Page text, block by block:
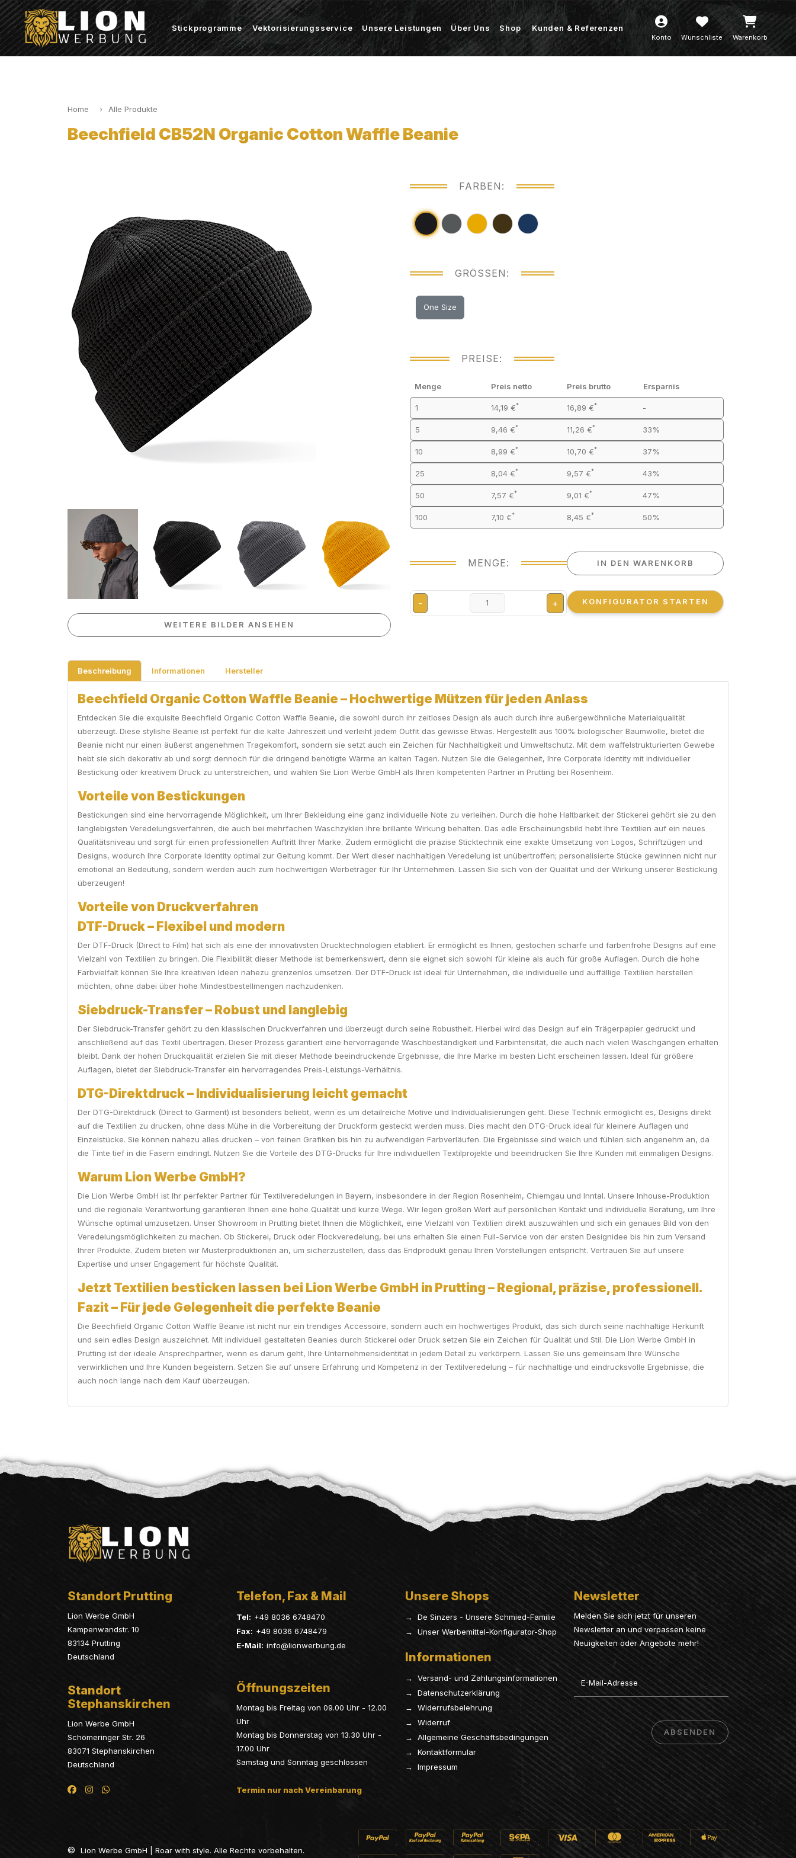
Stickprogramme Vektorisierungsservice Unsere Leistungen Über Uns Shop Kunden & Referenzen
Konto Wunschliste Warenkorb
Home Alle Produkte
Beechfield CB52N Organic Cotton Waffle Beanie
WEITERE BILDER ANSEHEN
FARBEN:
GRÖSSEN:
One Size
PREISE:
Menge Preis netto Preis brutto Ersparnis
1 14,19 €* 16,89 €* -
5 9,46 €* 11,26 €* 33%
10 8,99 €* 10,70 €* 37%
25 8,04 €* 9,57 €* 43%
50 7,57 €* 9,01 €* 47%
100 7,10 €* 8,45 €* 50%
MENGE:
- +
IN DEN WARENKORB
KONFIGURATOR STARTEN
Beschreibung Informationen Hersteller
Beechfield Organic Cotton Waffle Beanie – Hochwertige Mützen für jeden Anlass
Entdecken Sie die exquisite Beechfield Organic Cotton Waffle Beanie, die sowohl durch ihr zeitloses Design als auch durch ihre außergewöhnliche Materialqualität
überzeugt. Diese stylishe Beanie ist perfekt für die kalte Jahreszeit und verleiht jedem Outfit das gewisse Etwas. Hergestellt aus 100% biologischer Baumwolle, bietet die
Beanie nicht nur einen äußerst angenehmen Tragekomfort, sondern sie setzt auch ein Zeichen für Nachhaltigkeit und Umweltschutz. Mit dem waffelstrukturierten Gewebe
hebt sie sich dekorativ ab und sorgt dennoch für die dringend benötigte Wärme an kalten Tagen. Nutzen Sie die Gelegenheit, Ihre Corporate Identity mit individueller
Bestickung oder kreativem Druck zu unterstreichen, und wählen Sie Lion Werbe GmbH als Ihren kompetenten Partner in Prutting bei Rosenheim.
Vorteile von Bestickungen
Bestickungen sind eine hervorragende Möglichkeit, um Ihrer Bekleidung eine ganz individuelle Note zu verleihen. Durch die hohe Haltbarkeit der Stickerei gehört sie zu den
langlebigsten Veredelungsverfahren, die auch bei mehrfachen Waschzyklen ihre brillante Wirkung behalten. Das edle Erscheinungsbild hebt Ihre Textilien auf ein neues
Qualitätsniveau und sorgt für einen professionellen Auftritt Ihrer Marke. Zudem ermöglicht die präzise Sticktechnik eine exakte Umsetzung von Logos, Schriftzügen und
Designs, wodurch Ihre Corporate Identity optimal zur Geltung kommt. Der Wert dieser nachhaltigen Veredelung ist unübertroffen; personalisierte Stücke gewinnen nicht nur
emotional an Bedeutung, sondern werden auch zum hochwertigen Werbeträger für Ihr Unternehmen. Lassen Sie sich von der Qualität und der Wirkung unserer Bestickung
überzeugen!
Vorteile von Druckverfahren
DTF-Druck – Flexibel und modern
Der DTF-Druck (Direct to Film) hat sich als eine der innovativsten Drucktechnologien etabliert. Er ermöglicht es Ihnen, gestochen scharfe und farbenfrohe Designs auf eine
Vielzahl von Textilien zu bringen. Die Flexibilität dieser Methode ist bemerkenswert, denn sie eignet sich sowohl für kleine als auch für große Auflagen. Durch die hohe
Farbvielfalt können Sie Ihre kreativen Ideen nahezu grenzenlos umsetzen. Der DTF-Druck ist ideal für Unternehmen, die individuelle und auffällige Textilien herstellen
möchten, ohne dabei über hohe Mindestbestellmengen nachzudenken.
Siebdruck-Transfer – Robust und langlebig
Der Siebdruck-Transfer gehört zu den klassischen Druckverfahren und überzeugt durch seine Robustheit. Hierbei wird das Design auf ein Trägerpapier gedruckt und
anschließend auf das Textil übertragen. Dieser Prozess garantiert eine hervorragende Waschbeständigkeit und Farbintensität, die auch nach vielen Waschgängen erhalten
bleibt. Dank der hohen Druckqualität erzielen Sie mit dieser Methode beeindruckende Ergebnisse, die Ihre Marke im besten Licht erscheinen lassen. Ideal für größere
Auflagen, bietet der Siebdruck-Transfer ein hervorragendes Preis-Leistungs-Verhältnis.
DTG-Direktdruck – Individualisierung leicht gemacht
Der DTG-Direktdruck (Direct to Garment) ist besonders beliebt, wenn es um detailreiche Motive und Individualisierungen geht. Diese Technik ermöglicht es, Designs direkt
auf die Textilien zu drucken, ohne dass Mühe in die Vorbereitung der Druckform gesteckt werden muss. Dies macht den DTG-Druck ideal für kleinere Auflagen und
Einzelstücke. Sie können nahezu alles drucken – von feinen Grafiken bis hin zu aufwendigen Farbverläufen. Die Ergebnisse sind weich und fühlen sich angenehm an, da
die Tinte tief in die Fasern eindringt. Nutzen Sie die Vorteile des DTG-Drucks für Ihre individuellen Textilprojekte und beeindrucken Sie Ihre Kunden mit einmaligen Designs.
Warum Lion Werbe GmbH?
Die Lion Werbe GmbH ist Ihr perfekter Partner für Textilveredelungen in Bayern, insbesondere in der Region Rosenheim, Chiemgau und Inntal. Unsere Inhouse-Produktion
und die regionale Verantwortung garantieren Ihnen eine hohe Qualität und kurze Wege. Wir legen großen Wert auf persönlichen Kontakt und individuelle Beratung, um Ihre
Wünsche optimal umzusetzen. Unser Showroom in Prutting bietet Ihnen die Möglichkeit, eine Vielzahl von Textilien direkt auszuwählen und sich ein genaues Bild von den
Veredelungsmöglichkeiten zu machen. Ob Stickerei, Druck oder Flockveredelung, bei uns erhalten Sie einen Full-Service von der ersten Designidee bis hin zum Versand
Ihrer Produkte. Zudem bieten wir Musterproduktionen an, um sicherzustellen, dass das Endprodukt genau Ihren Vorstellungen entspricht. Vertrauen Sie auf unsere
Expertise und unser Engagement für höchste Qualität.
Jetzt Textilien besticken lassen bei Lion Werbe GmbH in Prutting – Regional, präzise, professionell.
Fazit – Für jede Gelegenheit die perfekte Beanie
Die Beechfield Organic Cotton Waffle Beanie ist nicht nur ein trendiges Accessoire, sondern auch ein hochwertiges Produkt, das sich durch seine nachhaltige Herkunft
und sein edles Design auszeichnet. Mit individuell gestalteten Beanies durch Stickerei oder Druck setzen Sie ein Zeichen für Qualität und Stil. Die Lion Werbe GmbH in
Prutting ist der ideale Ansprechpartner, wenn es darum geht, Ihre Unternehmensidentität in jedem Detail zu verkörpern. Lassen Sie uns gemeinsam Ihre Wünsche
verwirklichen und Ihre Kunden begeistern. Setzen Sie auf unsere Erfahrung und Kompetenz in der Textilveredelung – für nachhaltige und eindrucksvolle Ergebnisse, die
auch noch lange nach dem Kauf überzeugen.
Standort Prutting
Lion Werbe GmbH
Kampenwandstr. 10
83134 Prutting
Deutschland
Standort
Stephanskirchen
Lion Werbe GmbH
Schömeringer Str. 26
83071 Stephanskirchen
Deutschland
Telefon, Fax & Mail
Tel: +49 8036 6748470
Fax: +49 8036 6748479
E-Mail: info@lionwerbung.de
Öffnungszeiten
Montag bis Freitag von 09.00 Uhr - 12.00
Uhr
Montag bis Donnerstag von 13.30 Uhr -
17.00 Uhr
Samstag und Sonntag geschlossen
Termin nur nach Vereinbarung
Unsere Shops
→ De Sinzers - Unsere Schmied-Familie
→ Unser Werbemittel-Konfigurator-Shop
Informationen
→ Versand- und Zahlungsinformationen
→ Datenschutzerklärung
→ Widerrufsbelehrung
→ Widerruf
→ Allgemeine Geschäftsbedingungen
→ Kontaktformular
→ Impressum
Newsletter
Melden Sie sich jetzt für unseren
Newsletter an und verpassen keine
Neuigkeiten oder Angebote mehr!
Email
ABSENDEN
© Lion Werbe GmbH | Roar with style. Alle Rechte vorbehalten.